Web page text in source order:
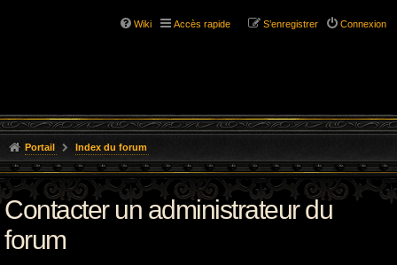
Wiki Accès rapide Connexion
S’enregistrer
Portail Index du forum
Contacter un administrateur du
forum